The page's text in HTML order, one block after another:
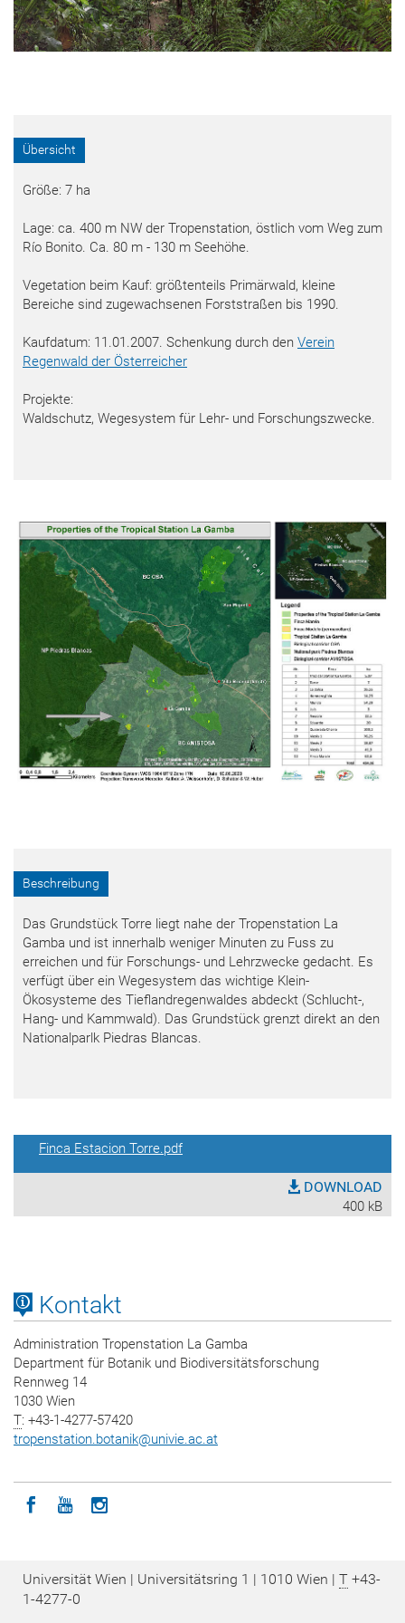
Übersicht
Größe: 7 ha
Lage: ca. 400 m NW der Tropenstation, östlich vom Weg zum
Río Bonito. Ca. 80 m - 130 m Seehöhe.
Vegetation beim Kauf: größtenteils Primärwald, kleine
Bereiche sind zugewachsenen Forststraßen bis 1990.
Kaufdatum: 11.01.2007. Schenkung durch den Verein
Regenwald der Österreicher
Projekte:
Waldschutz, Wegesystem für Lehr- und Forschungszwecke.
Beschreibung
Das Grundstück Torre liegt nahe der Tropenstation La
Gamba und ist innerhalb weniger Minuten zu Fuss zu
erreichen und für Forschungs- und Lehrzwecke gedacht. Es
verfügt über ein Wegesystem das wichtige Klein-
Ökosysteme des Tieflandregenwaldes abdeckt (Schlucht-,
Hang- und Kammwald). Das Grundstück grenzt direkt an den
Nationalparlk Piedras Blancas.
Finca Estacion Torre.pdf
DOWNLOAD
400 kB
Kontakt
Administration Tropenstation La Gamba
Department für Botanik und Biodiversitätsforschung
Rennweg 14
1030 Wien
T: +43-1-4277-57420
tropenstation.botanik@univie.ac.at
Icon facebook
Icon youtube
Icon instagram
Universität Wien | Universitätsring 1 | 1010 Wien | T +43-
1-4277-0